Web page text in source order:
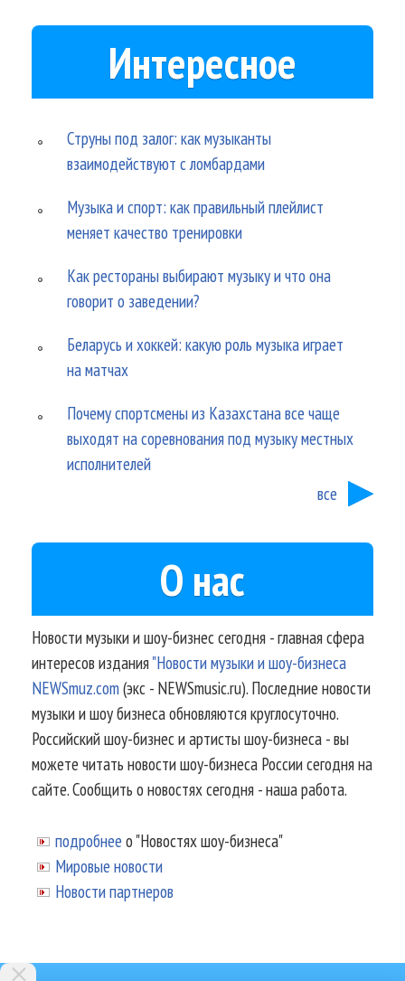
Интересное
Струны под залог: как музыканты
взаимодействуют с ломбардами
Музыка и спорт: как правильный плейлист
меняет качество тренировки
Как рестораны выбирают музыку и что она
говорит о заведении?
Беларусь и хоккей: какую роль музыка играет
на матчах
Почему спортсмены из Казахстана все чаще
выходят на соревнования под музыку местных
исполнителей
все
О нас
Новости музыки и шоу-бизнес сегодня - главная сфера
интересов издания"Новости музыки и шоу-бизнеса
NEWSmuz.com(экс - NEWSmusic.ru). Последние новости
музыки и шоу бизнеса обновляются круглосуточно.
Российский шоу-бизнес и артисты шоу-бизнеса - вы
можете читать новости шоу-бизнеса России сегодня на
сайте. Сообщить о новостях сегодня - наша работа.
подробнее о "Новостях шоу-бизнеса"
Мировые новости
Новости партнеров